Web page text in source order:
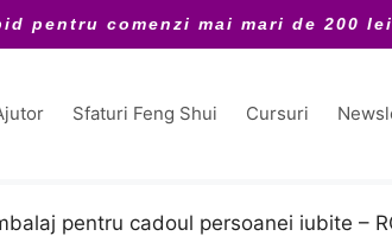
pentru comenzi mai mari de 200
Sfaturi Feng Shui Cursuri
pentru cadoul persoanei iubite –